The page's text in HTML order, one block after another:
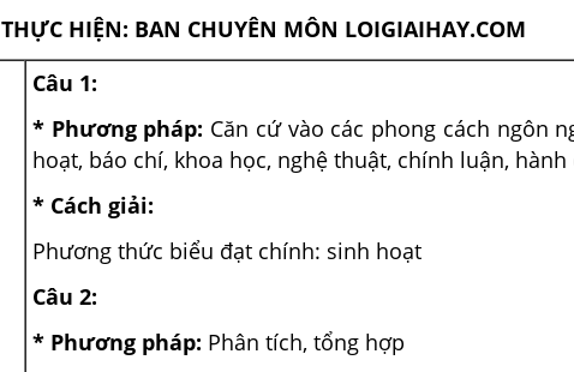
THỰC HIỆN: BAN CHUYÊN MÔN LOIGIAIHAY.COM
Câu 1:
* Phương pháp: Căn cứ vào các phong cách ngôn
hoạt, báo chí, khoa học, nghệ thuật, chính luận, hành
* Cách giải:
Phương thức biểu đạt chính: sinh hoạt
Câu 2:
* Phương pháp: Phân tích, tổng hợp